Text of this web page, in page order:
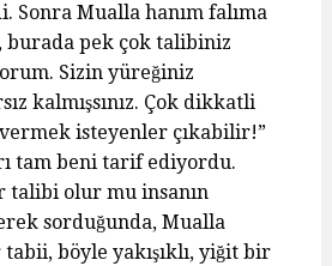
Sonra Mualla hanım falıma
burada pek çok talibiniz
Sizin yüreğiniz
kalmışsınız. Çok dikkatli
isteyenler çıkabilir!”
tam beni tarif ediyordu.
talibi olur mu insanın
sorduğunda, Mualla
tabii, böyle yakışıklı, yiğit bir